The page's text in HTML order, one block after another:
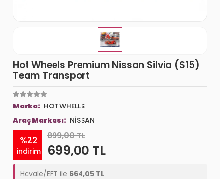
Hot Wheels Premium Nissan Silvia (S15)
Team Transport
Marka: HOTWHELLS
Araç Markası: NİSSAN
%22
indirim
899,00 TL
699,00 TL
Havale/EFT ile 664,05 TL